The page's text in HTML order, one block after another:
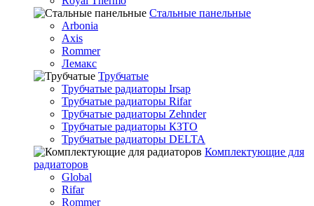
Стальные панельные
Arbonia
Axis
Rommer
Лемакс
Трубчатые
Трубчатые радиаторы Irsap
Трубчатые радиаторы Rifar
Трубчатые радиаторы Zehnder
Трубчатые радиаторы КЗТО
Трубчатые радиаторы DELTA
Комплектующие для
радиаторов
Global
Rifar
Rommer